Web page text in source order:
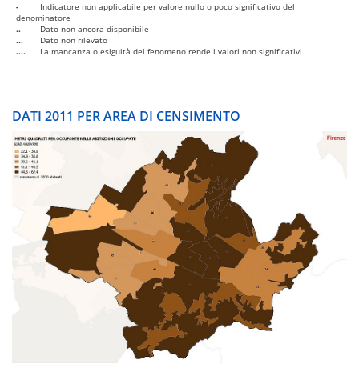
-
Indicatore non applicabile per valore nullo o poco significativo del
denominatore
..
Dato non ancora disponibile
...
Dato non rilevato
....
La mancanza o esiguità del fenomeno rende i valori non significativi
DATI 2011 PER AREA DI CENSIMENTO